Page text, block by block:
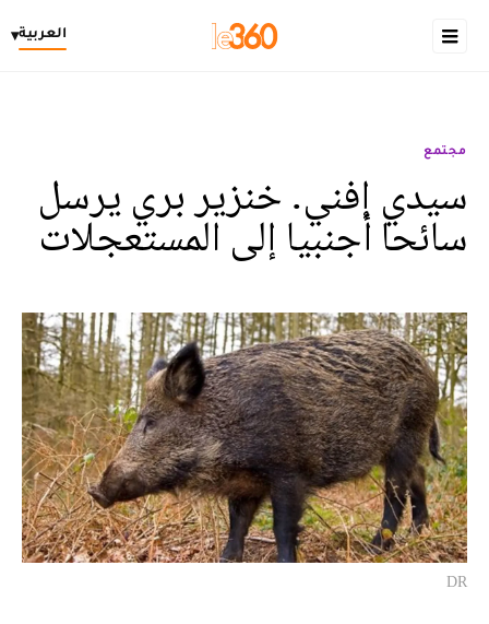
العربية▾
مجتمع
سيدي إفني. خنزير بري يرسل
سائحا أجنبيا إلى المستعجلات
DR